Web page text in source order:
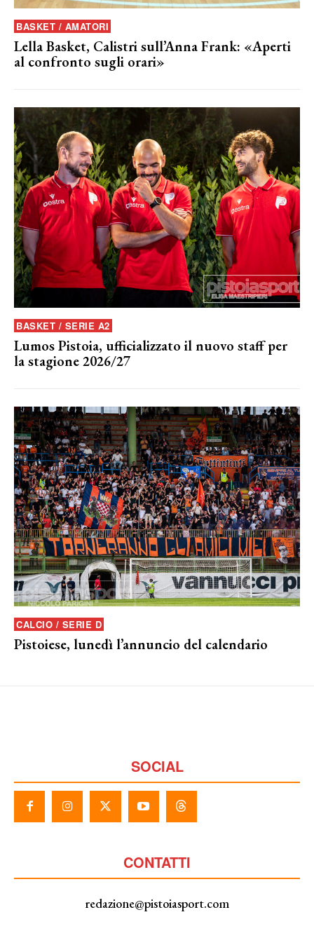
BASKET / AMATORI
Lella Basket, Calistri sull’Anna Frank: «Aperti
al confronto sugli orari»
BASKET / SERIE A2
Lumos Pistoia, ufficializzato il nuovo staff per
la stagione 2026/27
CALCIO / SERIE D
Pistoiese, lunedì l’annuncio del calendario
SOCIAL
CONTATTI
redazione@pistoiasport.com